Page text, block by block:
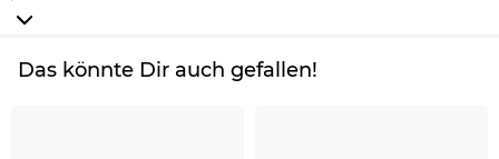
Das könnte Dir auch gefallen!